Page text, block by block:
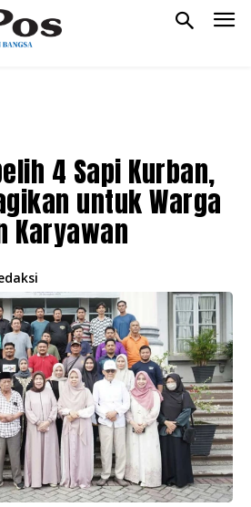
4 Sapi Kurban,
untuk Warga
Karyawan